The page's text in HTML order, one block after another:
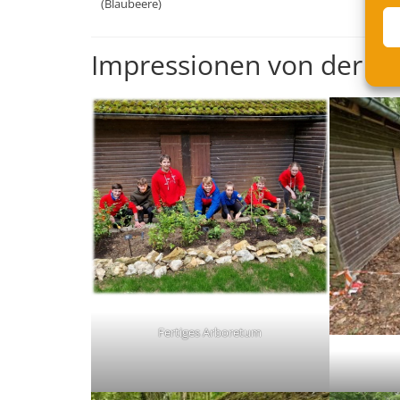
(Blaubeere)
Impressionen von der
Fertiges Arboretum